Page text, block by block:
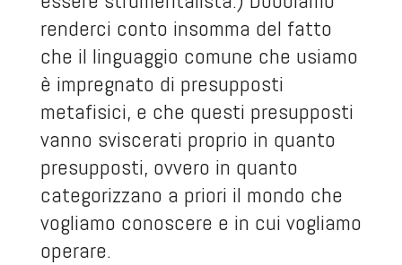
renderci conto insomma del fatto
che il linguaggio comune che usiamo
è impregnato di presupposti
metafisici, e che questi presupposti
vanno sviscerati proprio in quanto
presupposti, ovvero in quanto
categorizzano a priori il mondo che
vogliamo conoscere e in cui vogliamo
operare.